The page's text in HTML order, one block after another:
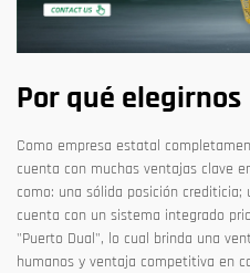
Por qué elegirnos
Como empresa estatal
cuenta con muchas ventajas clave
como: una sólida posición crediticia;
cuenta con un sistema integrado
"Puerto Dual", lo cual brinda una
humanos y ventaja competitiva en